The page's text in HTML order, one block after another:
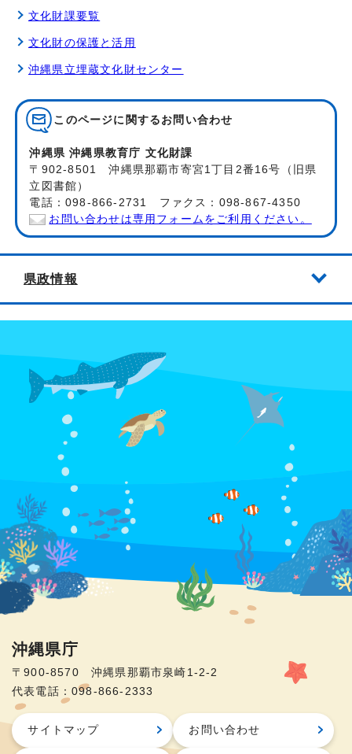
文化財課要覧
文化財の保護と活用
沖縄県立埋蔵文化財センター
このページに関する お問い合わせ
沖縄県 沖縄県教育庁 文化財課
〒902-8501 沖縄県那覇市寄宮1丁目2番16号（旧県
立図書館）
電話：098-866-2731 ファクス：098-867-4350
お問い合わせは専用フォームをご利用ください。
県政情報
沖縄県庁
〒900-8570 沖縄県那覇市泉崎1-2-2
代表電話：098-866-2333
サイトマップ お問い合わせ